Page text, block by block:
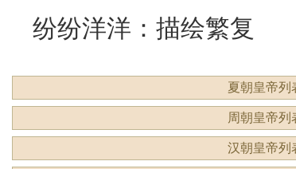
纷纷洋洋：描绘繁复
景象的生动成语夏朝皇帝列
周朝皇帝列
汉朝皇帝列